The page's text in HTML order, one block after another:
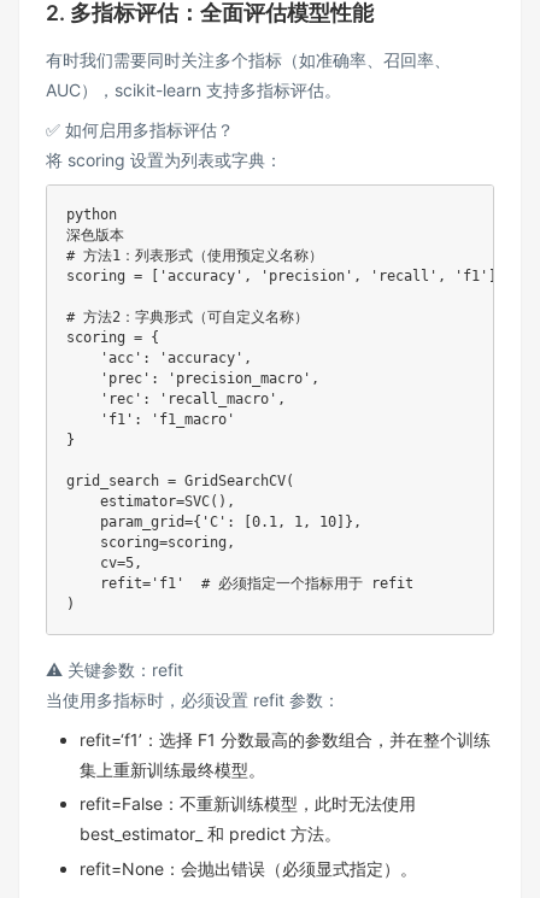
2. 多指标评估：全面评估模型性能
有时我们需要同时关注多个指标（如准确率、召回率、
AUC），scikit-learn 支持多指标评估。
✅ 如何启用多指标评估？
将 scoring 设置为列表或字典：
python
# 方法1：列表形式（使用预定义名称）
scoring = [ 'accuracy' , 'precision' , 'recall' , 'f1' ]
# 方法2：字典形式（可自定义名称）
scoring = {
'acc' : 'accuracy' ,
'prec' : 'precision_macro' ,
'rec' : 'recall_macro' ,
'f1' :
'f1_macro'
}
grid_search = GridSearchCV(
    estimator
=SVC( ) ,
    param_grid
={ 'C' : [0.1, 1, 10] } ,
    scoring
=scoring ,
    cv
=5,
    refit
= 'f1'
# 必须指定一个指标用于 refit
)
⚠️ 关键参数：refit
当使用多指标时，必须设置 refit 参数：
refit=‘f1’：选择 F1 分数最高的参数组合，并在整个训练
集上重新训练最终模型。
refit=False：不重新训练模型，此时无法使用
best_estimator_ 和 predict 方法。
refit=None：会抛出错误（必须显式指定）。